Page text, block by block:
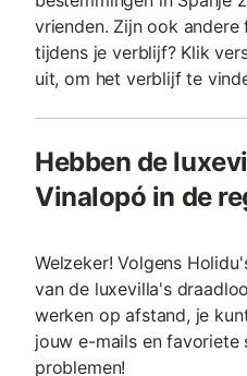
vrienden. Zijn ook
tijdens je verblijf? Klik
uit, om het verblijf te
Hebben de
Vinalopó in de
Welzeker! Volgens
van de luxevilla's
werken op afstand, je
jouw e-mails en favoriete
problemen!